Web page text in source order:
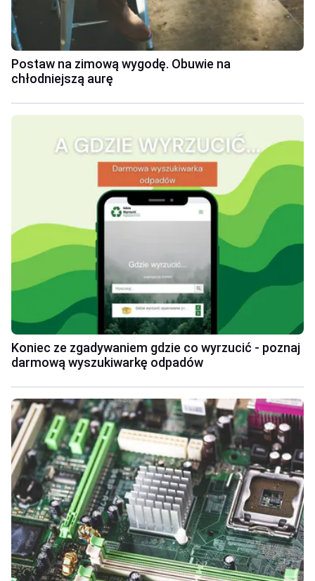
Postaw na zimową wygodę. Obuwie na
chłodniejszą aurę
Koniec ze zgadywaniem gdzie co wyrzucić - poznaj
darmową wyszukiwarkę odpadów